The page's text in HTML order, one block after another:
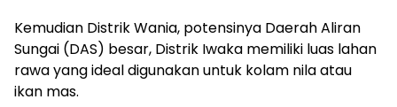
Kemudian Distrik Wania, potensinya Daerah Aliran
Sungai (DAS) besar, Distrik Iwaka memiliki luas lahan
rawa yang ideal digunakan untuk kolam nila atau
ikan mas.